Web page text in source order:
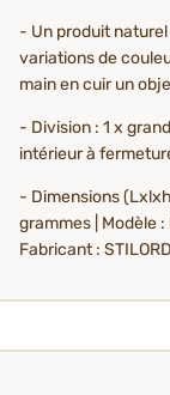
- Un produit
variations de
main en cuir un
- Division : 1 x
intérieur à
- Dimensions
grammes | Modèle
Fabricant : STILORD